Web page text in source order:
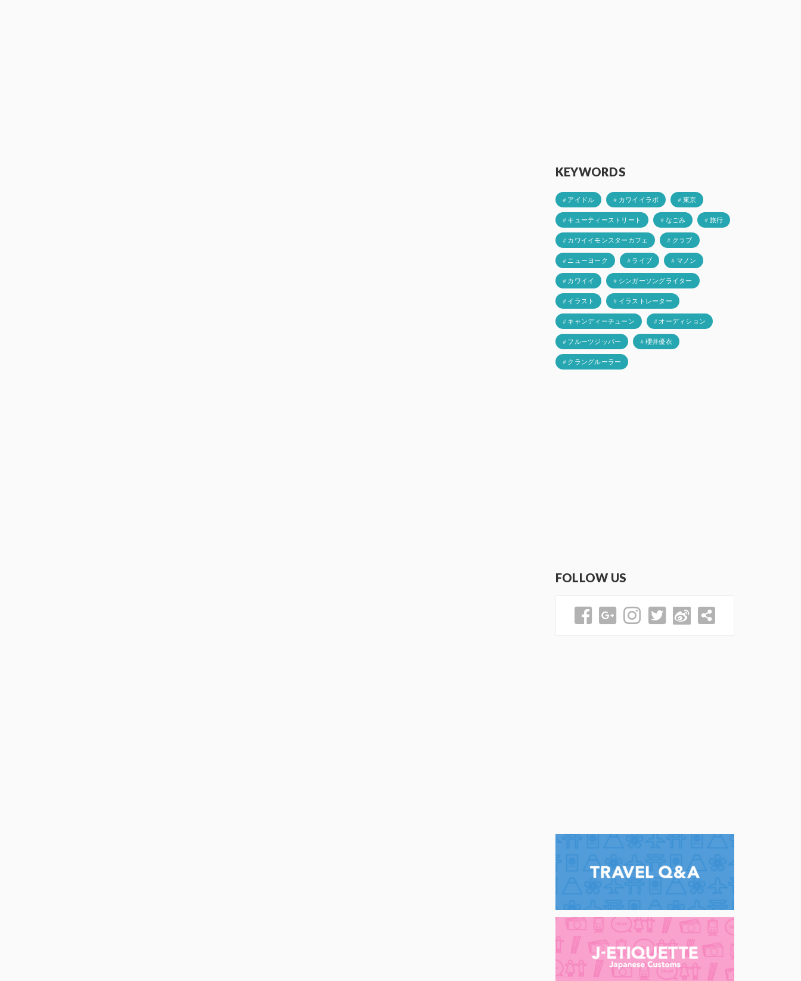
KEYWORDS
# アイドル # カワイイラボ # 東京
# キューティーストリート # なごみ # 旅行
# カワイイモンスターカフェ # クラブ
# ニューヨーク # ライブ # マノン
# カワイイ # シンガーソングライター
# イラスト # イラストレーター
# キャンディーチューン # オーディション
# フルーツジッパー # 櫻井優衣
# クラングルーラー
FOLLOW US